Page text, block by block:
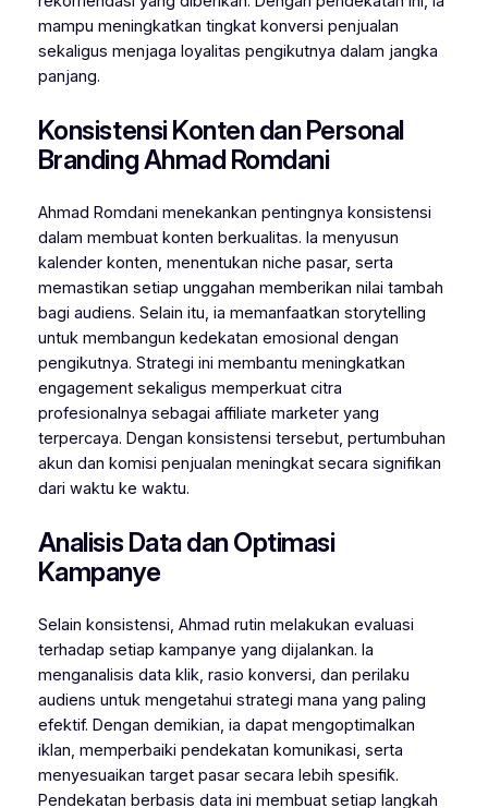
mampu meningkatkan tingkat konversi penjualan
sekaligus menjaga loyalitas pengikutnya dalam jangka
panjang.
Konsistensi Konten dan Personal
Branding Ahmad Romdani
Ahmad Romdani menekankan pentingnya konsistensi
dalam membuat konten berkualitas. Ia menyusun
kalender konten, menentukan niche pasar, serta
memastikan setiap unggahan memberikan nilai tambah
bagi audiens. Selain itu, ia memanfaatkan storytelling
untuk membangun kedekatan emosional dengan
pengikutnya. Strategi ini membantu meningkatkan
engagement sekaligus memperkuat citra
profesionalnya sebagai affiliate marketer yang
terpercaya. Dengan konsistensi tersebut, pertumbuhan
akun dan komisi penjualan meningkat secara signifikan
dari waktu ke waktu.
Analisis Data dan Optimasi
Kampanye
Selain konsistensi, Ahmad rutin melakukan evaluasi
terhadap setiap kampanye yang dijalankan. Ia
menganalisis data klik, rasio konversi, dan perilaku
audiens untuk mengetahui strategi mana yang paling
efektif. Dengan demikian, ia dapat mengoptimalkan
iklan, memperbaiki pendekatan komunikasi, serta
menyesuaikan target pasar secara lebih spesifik.
Pendekatan berbasis data ini membuat setiap langkah